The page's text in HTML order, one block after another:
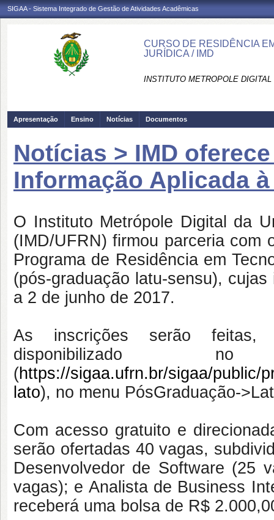
SIGAA - Sistema Integrado de Gestão de Atividades Acadêmicas
CURSO DE RESIDÊNCIA
JURÍDICA / IMD
INSTITUTO METROPOLE DIGITAL
Apresentação Ensino Notícias Documentos
Notícias > IMD
Informação Aplicada
O Instituto Metrópole Digital da
(IMD/UFRN) firmou parceria com
Programa de Residência em
(pós-graduação latu-sensu),
a 2 de junho de 2017.
As inscrições serão feitas,
(https://sigaa.ufrn.br/sigaa/public/
lato), no menu PósGraduação-
Com acesso gratuito e
serão ofertadas 40 vagas,
Desenvolvedor de Software (25
vagas); e Analista de Business
receberá uma bolsa de R$